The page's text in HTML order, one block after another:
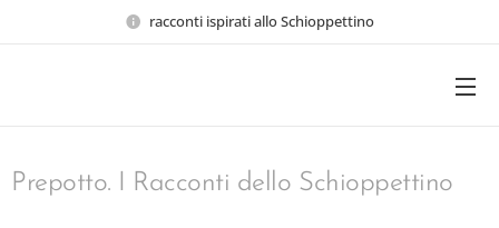
racconti ispirati allo Schioppettino
Prepotto. I Racconti dello Schioppettino